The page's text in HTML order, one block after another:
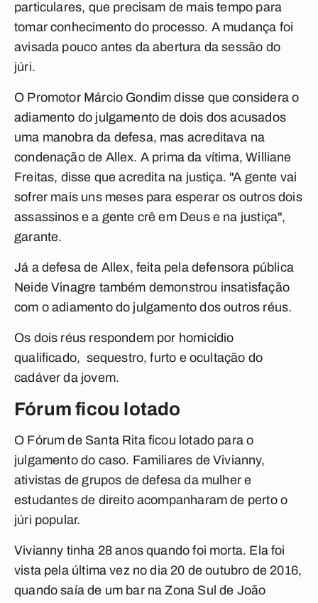
particulares, que precisam de mais tempo para
tomar conhecimento do processo. A mudança foi
avisada pouco antes da abertura da sessão do
júri.
O Promotor Márcio Gondim disse que considera o
adiamento do julgamento de dois dos acusados
uma manobra da defesa, mas acreditava na
condenação de Allex. A prima da vítima, Williane
Freitas, disse que acredita na justiça. "A gente vai
sofrer mais uns meses para esperar os outros dois
assassinos e a gente crê em Deus e na justiça",
garante.
Já a defesa de Allex, feita pela defensora pública
Neide Vinagre também demonstrou insatisfação
com o adiamento do julgamento dos outros réus.
Os dois réus respondem por homicídio
qualificado, sequestro, furto e ocultação do
cadáver da jovem.
Fórum ficou lotado
O Fórum de Santa Rita ficou lotado para o
julgamento do caso. Familiares de Vivianny,
ativistas de grupos de defesa da mulher e
estudantes de direito acompanharam de perto o
júri popular.
Vivianny tinha 28 anos quando foi morta. Ela foi
vista pela última vez no dia 20 de outubro de 2016,
quando saía de um bar na Zona Sul de João